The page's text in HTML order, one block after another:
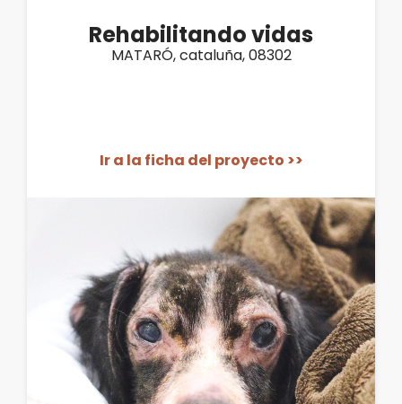
Rehabilitando vidas
MATARÓ, cataluña, 08302
Ir a la ficha del proyecto >>